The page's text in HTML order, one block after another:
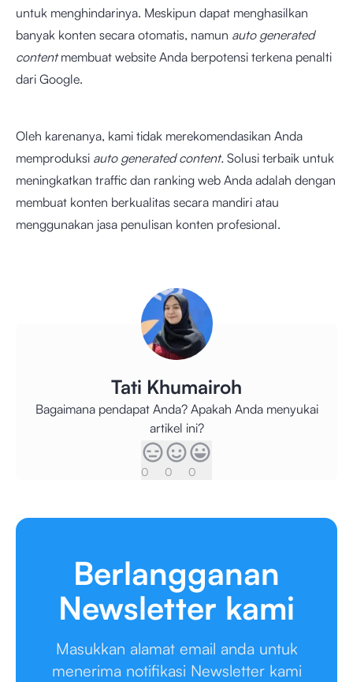
untuk menghindarinya. Meskipun dapat menghasilkan
banyak konten secara otomatis, namun auto generated
contentmembuat website Anda berpotensi terkena penalti
dari Google.
Oleh karenanya, kami tidak merekomendasikan Anda
memproduksi auto generated content. Solusi terbaik untuk
meningkatkan traffic dan ranking web Anda adalah dengan
membuat konten berkualitas secara mandiri atau
menggunakan jasa penulisan konten profesional.
Tati Khumairoh
Bagaimana pendapat Anda? Apakah Anda menyukai
artikel ini?
0 0 0
Berlangganan
Newsletter kami
Masukkan alamat email anda untuk
menerima notifikasi Newsletter kami